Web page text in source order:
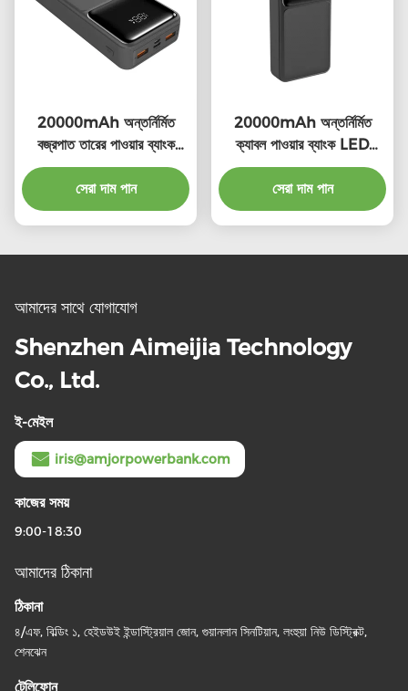
20000mAh অন্তর্নির্মিত
বজ্রপাত তারের পাওয়ার ব্যাংক
পোর্টেবল
149.2*69.3*30.4mm
সেরা দাম পান
20000mAh অন্তর্নির্মিত
ক্যাবল পাওয়ার ব্যাংক LED
নির্দেশক আলো সহ পোর্টেবল
সেরা দাম পান
আমাদের সাথে যোগাযোগ
Shenzhen Aimeijia Technology
Co., Ltd.
ই-মেইল
iris@amjorpowerbank.com
কাজের সময়
9:00-18:30
আমাদের ঠিকানা
ঠিকানা
৪/এফ, বিল্ডিং ১, হেইডউই ইন্ডাস্ট্রিয়াল জোন, গুয়ানলান সিনটিয়ান, লংহুয়া নিউ ডিস্ট্রিক্ট,
শেনঝেন
টেলিফোন